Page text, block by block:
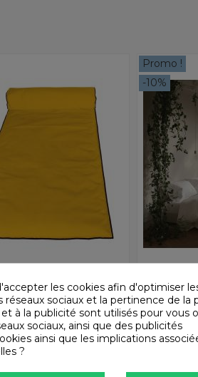
Harmony -
bain de
- Haomy
57,90 €
Promo !
-10%
Linge de lit
Parure en
coton
couette +
VENEZIA
Harmony
les cookies afin d'optimiser
sociaux et la pertinence de la
à la publicité sont utilisés pour vous
sociaux, ainsi que des publicités
ainsi que les implications
?